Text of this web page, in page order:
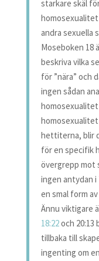
starkare skäl
andra sexuella
Moseboken 18
beskriva vilka
för ”nära” och
ingen sådan
hettiterna, blir
för en specifik
övergrepp mot
ingen antydan
en smal form
Ännu viktigare
18:22och 20:13
tillbaka till
ingenting om